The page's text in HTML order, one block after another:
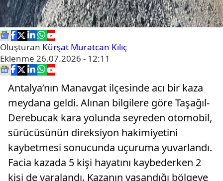
Oluşturan Kürşat Muratcan Kılıç
Eklenme 26.07.2026 - 12:11
Antalya’nın Manavgat ilçesinde acı bir kaza
meydana geldi. Alınan bilgilere göre Taşağıl-
Derebucak kara yolunda seyreden otomobil,
sürücüsünün direksiyon hakimiyetini
kaybetmesi sonucunda uçuruma yuvarlandı.
Facia kazada 5 kişi hayatını kaybederken 2
kişi de yaralandı. Kazanın yaşandığı bölgeye